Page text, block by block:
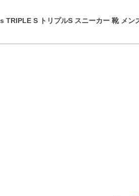
TRIPLE S トリプルS スニーカー 靴 メン